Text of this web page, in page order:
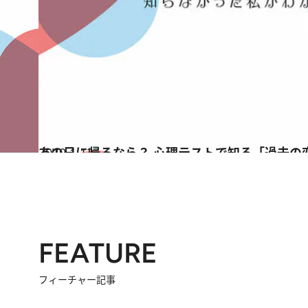
2019.1.12
あの日に帰るなら？ 心理テストで知る「過去の
占い
FEATURE
フィーチャー記事